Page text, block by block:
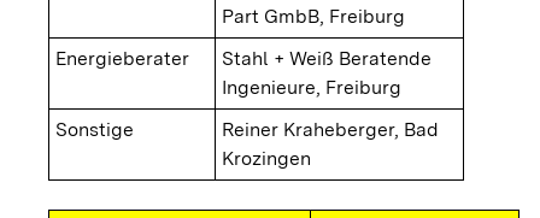
Part GmbB, Freiburg
Energieberater
Stahl + Weiß Beratende
Ingenieure, Freiburg
Sonstige
Reiner Kraheberger, Bad
Krozingen